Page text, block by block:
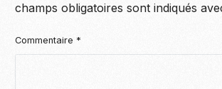
champs obligatoires sont indiqués
Commentaire *